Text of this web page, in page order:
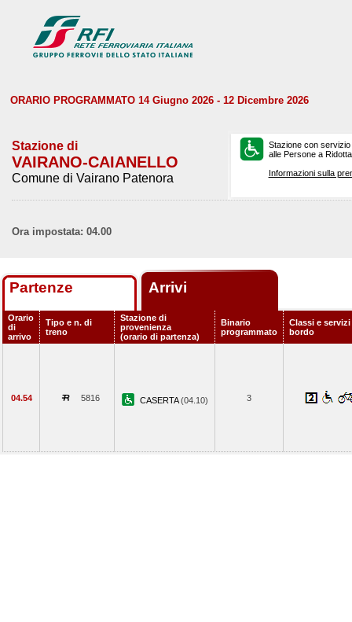
ORARIO PROGRAMMATO 14 Giugno 2026 - 12 Dicembre 2026
Stazione di
VAIRANO-CAIANELLO
Comune di Vairano Patenora
Stazione con
alle Persone a
Informazioni sulla
Ora impostata: 04.00
Partenze Arrivi
Orario
di
arrivo
Tipo e n. di
treno
Stazione di
provenienza
(orario di partenza)
Binario
programmato
Classi e servizi
bordo
04.54 5816 CASERTA(04.10) 3